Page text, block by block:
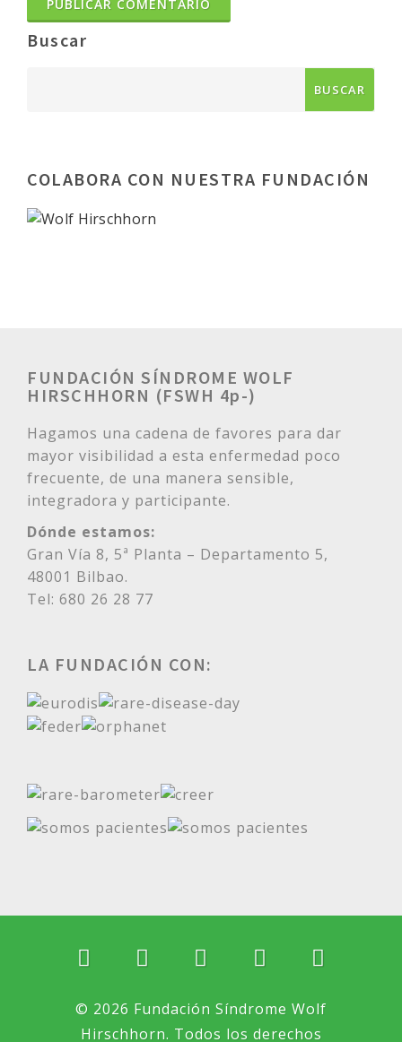
Buscar
COLABORA CON NUESTRA FUNDACIÓN
FUNDACIÓN SÍNDROME WOLF
HIRSCHHORN (FSWH 4p-)
Hagamos una cadena de favores para dar
mayor visibilidad a esta enfermedad poco
frecuente, de una manera sensible,
integradora y participante.
Dónde estamos:
Gran Vía 8, 5ª Planta – Departamento 5,
48001 Bilbao.
Tel: 680 26 28 77
LA FUNDACIÓN CON:
© 2026 Fundación Síndrome Wolf
Hirschhorn. Todos los derechos